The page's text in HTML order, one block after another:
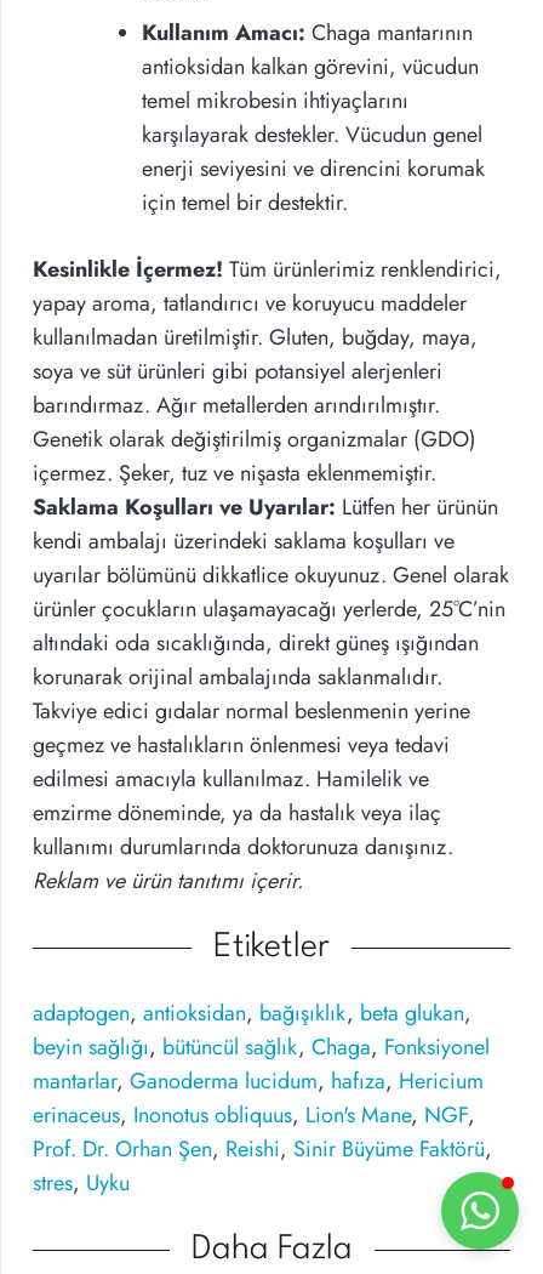
Kullanım Amacı: Chaga mantarının
antioksidan kalkan görevini, vücudun
temel mikrobesin ihtiyaçlarını
karşılayarak destekler. Vücudun genel
enerji seviyesini ve direncini korumak
için temel bir destektir.
Kesinlikle İçermez! Tüm ürünlerimiz renklendirici,
yapay aroma, tatlandırıcı ve koruyucu maddeler
kullanılmadan üretilmiştir. Gluten, buğday, maya,
soya ve süt ürünleri gibi potansiyel alerjenleri
barındırmaz. Ağır metallerden arındırılmıştır.
Genetik olarak değiştirilmiş organizmalar (GDO)
içermez. Şeker, tuz ve nişasta eklenmemiştir.
Saklama Koşulları ve Uyarılar: Lütfen her ürünün
kendi ambalajı üzerindeki saklama koşulları ve
uyarılar bölümünü dikkatlice okuyunuz. Genel olarak
ürünler çocukların ulaşamayacağı yerlerde, 25°C’nin
altındaki oda sıcaklığında, direkt güneş ışığından
korunarak orijinal ambalajında saklanmalıdır.
Takviye edici gıdalar normal beslenmenin yerine
geçmez ve hastalıkların önlenmesi veya tedavi
edilmesi amacıyla kullanılmaz. Hamilelik ve
emzirme döneminde, ya da hastalık veya ilaç
kullanımı durumlarında doktorunuza danışınız.
Reklam ve ürün tanıtımı içerir.
Etiketler
adaptogen, antioksidan, bağışıklık, beta glukan,
beyin sağlığı, bütüncül sağlık, Chaga, Fonksiyonel
mantarlar, Ganoderma lucidum, hafıza, Hericium
erinaceus, Inonotus obliquus, Lion's Mane, NGF,
Prof. Dr. Orhan Şen, Reishi, Sinir Büyüme Faktörü,
stres, Uyku
Daha Fazla